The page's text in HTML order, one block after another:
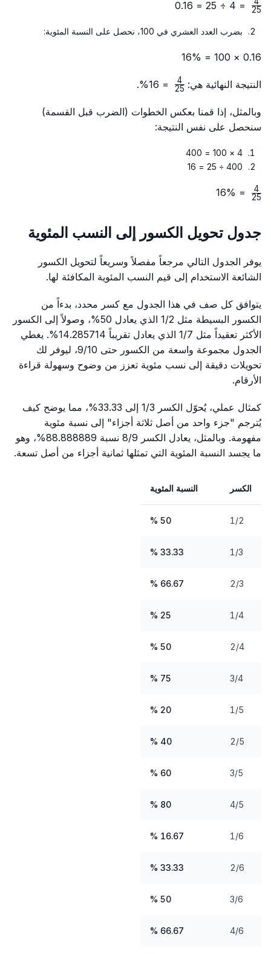
\frac{4}25
= 4 ÷ 25 = 0.16
بضرب العدد العشري في 100، نحصل على النسبة المئوية:
0.16 × 100 = 16%
النتيجة النهائية هي:
\frac{4}25
4
= 16%.
وبالمثل، إذا قمنا بعكس الخطوات (الضرب قبل القسمة)
سنحصل على نفس النتيجة:
4 × 100 = 400
400 ÷ 25 = 16
\frac{4}25
4
= 16%
جدول تحويل الكسور إلى النسب المئوية
يوفر الجدول التالي مرجعاً مفصلاً وسريعاً لتحويل الكسور
الشائعة الاستخدام إلى قيم النسب المئوية المكافئة لها.
يتوافق كل صف في هذا الجدول مع كسر محدد، بدءاً من
الكسور البسيطة مثل 1/2 الذي يعادل 50%، وصولاً إلى الكسور
الأكثر تعقيداً مثل 1/7 الذي يعادل تقريباً 14.285714%. يغطي
الجدول مجموعة واسعة من الكسور حتى 9/10، ليوفر لك
تحويلات دقيقة إلى نسب مئوية تعزز من وضوح وسهولة قراءة
الأرقام.
كمثال عملي، يُحوّل الكسر 1/3 إلى 33.33%، مما يوضح كيف
يُترجم "جزء واحد من أصل ثلاثة أجزاء" إلى نسبة مئوية
مفهومة. وبالمثل، يعادل الكسر 8/9 نسبة 88.888889%، وهو
ما يجسد النسبة المئوية التي تمثلها ثمانية أجزاء من أصل تسعة.
الكسر النسبة المئوية
1/2
50 %
1/3
33.33 %
2/3
66.67 %
1/4
25 %
2/4
50 %
3/4
75 %
1/5
20 %
2/5
40 %
3/5
60 %
4/5
80 %
1/6
16.67 %
2/6
33.33 %
3/6
50 %
4/6
66.67 %